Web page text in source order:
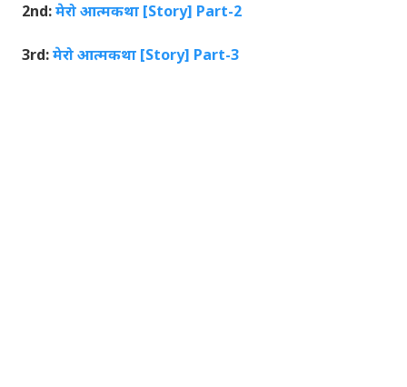
2nd:मेरो आत्मकथा [Story] Part-2
3rd:मेरो आत्मकथा [Story] Part-3